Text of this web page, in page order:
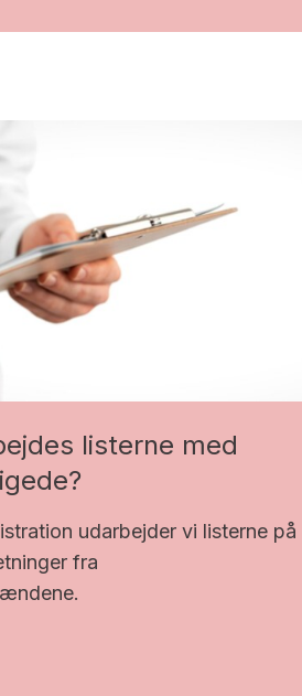
listerne med
udarbejder vi listerne på
fra